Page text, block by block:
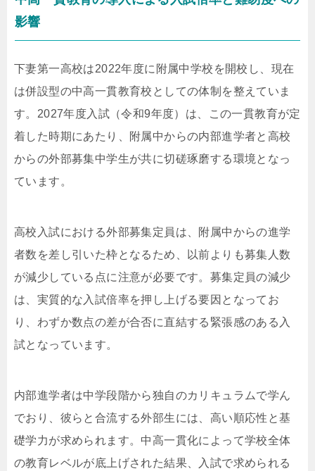
影響
下妻第一高校は2022年度に附属中学校を開校し、現在
は併設型の中高一貫教育校としての体制を整えていま
す。2027年度入試（令和9年度）は、この一貫教育が定
着した時期にあたり、附属中からの内部進学者と高校
からの外部募集中学生が共に切磋琢磨する環境となっ
ています。
高校入試における外部募集定員は、附属中からの進学
者数を差し引いた枠となるため、以前よりも募集人数
が減少している点に注意が必要です。募集定員の減少
は、実質的な入試倍率を押し上げる要因となってお
り、わずか数点の差が合否に直結する緊張感のある入
試となっています。
内部進学者は中学段階から独自のカリキュラムで学ん
でおり、彼らと合流する外部生には、高い順応性と基
礎学力が求められます。中高一貫化によって学校全体
の教育レベルが底上げされた結果、入試で求められる